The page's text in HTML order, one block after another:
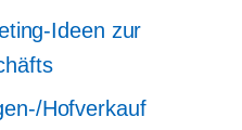
Ideen zur
Hofverkauf